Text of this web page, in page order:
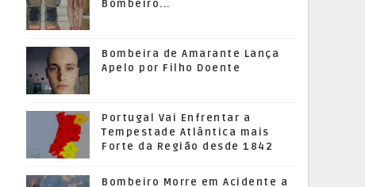
Bombeiro...
Bombeira de Amarante Lança
Apelo por Filho Doente
Portugal Vai Enfrentar a
Tempestade Atlântica mais
Forte da Região desde 1842
Bombeiro Morre em Acidente a